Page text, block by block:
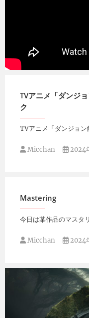
TVアニメ「ダンジ
ク
TVアニメ「ダンジョ
Micchan 2024
Mastering
今日は某作品のマスタ
Micchan 2024